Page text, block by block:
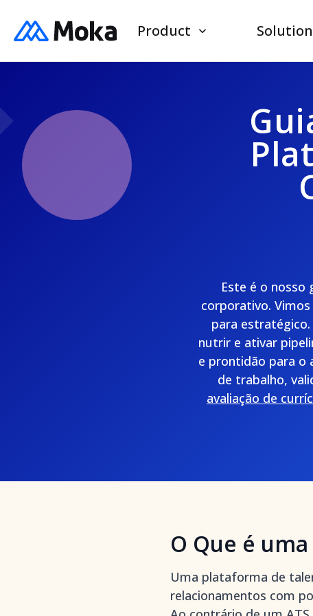
Product
Este é o
corporativo.
para
nutrir e ativar
e prontidão para o
de trabalho,
avaliação de
O Que é
Uma plataforma de
relacionamentos com